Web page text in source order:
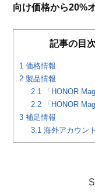
向け価格から20%
記事の目次
1 価格情報
2 製品情報
2.1
「HONOR
2.2 「HONOR
3 補足情報
3.1 海外アカウン